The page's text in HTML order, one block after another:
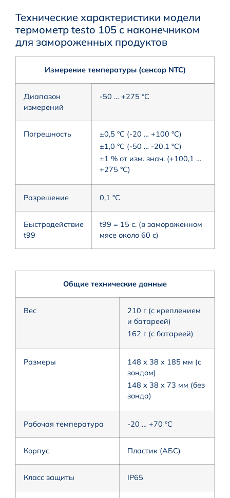
Технические характеристики модели
термометр testo 105 с наконечником
для замороженных продуктов
Измерение температуры (сенсор NTC)
Диапазон
измерений
-50 … +275 °C
Погрешность
±0,5 °C (-20 … +100 °C)
±1,0 °C (-50 … -20,1 °C)
±1 % от изм. знач. (+100,1 …
+275 °C)
Разрешение 0,1 °C
Быстродействие
t99
t99 = 15 с. (в замороженном
мясе около 60 с)
Общие технические данные
Вес
210 г (с креплением
и батареей)
162 г (с батареей)
Размеры
148 x 38 x 185 мм (с
зондом)
148 x 38 x 73 мм (без
зонда)
Рабочая температура -20 … +70 °C
Корпус Пластик (АБС)
Класс защиты IP65